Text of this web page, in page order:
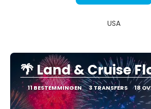
USA
🌴 Land & Cruise
11 BESTEMMINGEN 3 TRANSFERS 18